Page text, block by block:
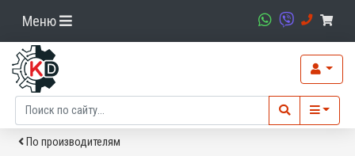
Меню
По производителям